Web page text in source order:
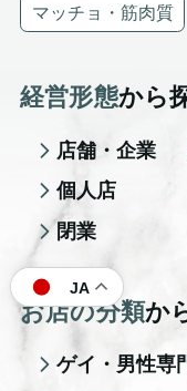
マッチョ・筋肉質
経営形態から
店舗・企業
個人店
閉業
お店の分類か
ゲイ・男性専
JA